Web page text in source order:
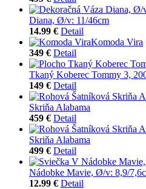
Diana, Ø/v: 11/46cm
14.99 € Detail
Komoda Vira
349 € Detail
Tkaný Koberec Tommy 3,
149 € Detail
Skriňa Alabama
459 € Detail
Skriňa Alabama
499 € Detail
Nádobke Mavie, Ø/v: 8,9/
12.99 € Detail